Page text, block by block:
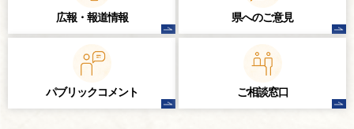
広報・報道情報 県へのご意見
パブリックコメント ご相談窓口